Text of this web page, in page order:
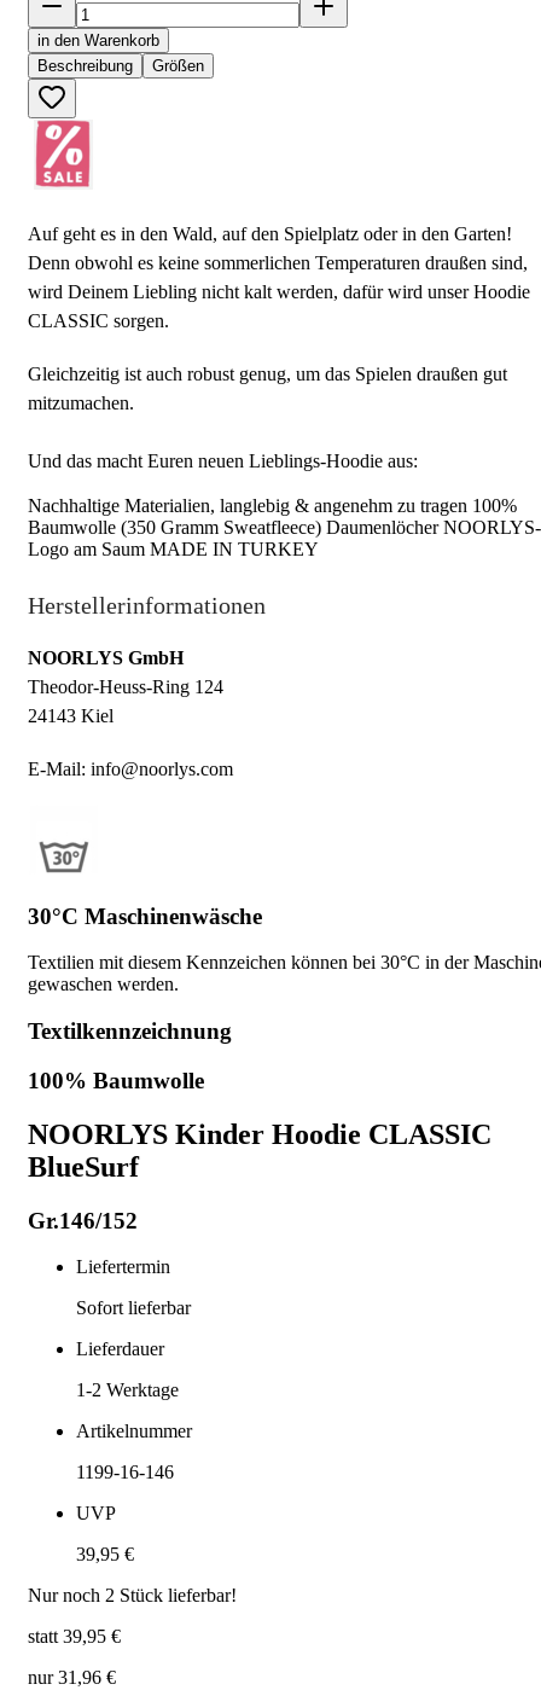
in den Warenkorb
Beschreibung
Größen
Auf geht es in den Wald, auf den Spielplatz oder in den Garten!
Denn obwohl es keine sommerlichen Temperaturen draußen sind,
wird Deinem Liebling nicht kalt werden, dafür wird unser Hoodie
CLASSIC sorgen.
Gleichzeitig ist auch robust genug, um das Spielen draußen gut
mitzumachen.
Und das macht Euren neuen Lieblings-Hoodie aus:
Nachhaltige Materialien, langlebig & angenehm zu tragen 100%
Baumwolle (350 Gramm Sweatfleece) Daumenlöcher NOORLYS-
Logo am Saum MADE IN TURKEY
Herstellerinformationen
NOORLYS GmbH
Theodor-Heuss-Ring 124
24143 Kiel
E-Mail: info@noorlys.com
30°C Maschinenwäsche
Textilien mit diesem Kennzeichen können bei 30°C in der
gewaschen werden.
Textilkennzeichnung
100% Baumwolle
NOORLYS Kinder Hoodie CLASSIC
BlueSurf
Gr.146/152
Liefertermin
Sofort lieferbar
Lieferdauer
1-2 Werktage
Artikelnummer
1199-16-146
UVP
39,95 €
Nur noch 2 Stück lieferbar!
statt 39,95 €
nur 31,96 €